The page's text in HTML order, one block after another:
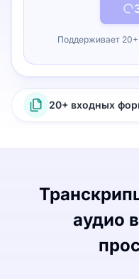
Поддерживает
20+ входных
аудио